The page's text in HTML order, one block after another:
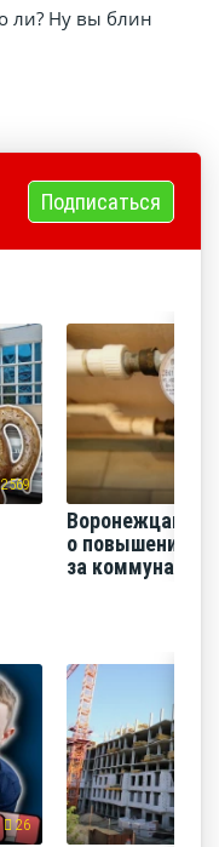
ли? Ну вы блин
Подписаться
Воронежцам
о повышении
за
26